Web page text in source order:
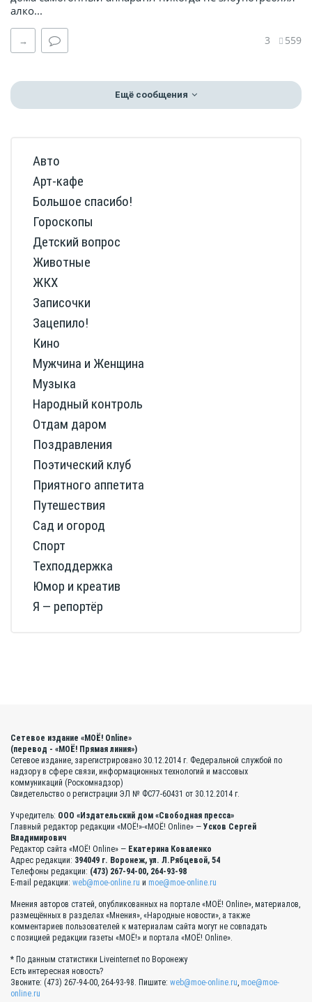
алко...
→ 3 559
Ещё сообщения
Авто
Арт-кафе
Большое спасибо!
Гороскопы
Детский вопрос
Животные
ЖКХ
Записочки
Зацепило!
Кино
Мужчина и Женщина
Музыка
Народный контроль
Отдам даром
Поздравления
Поэтический клуб
Приятного аппетита
Путешествия
Сад и огород
Спорт
Техподдержка
Юмор и креатив
Я — репортёр
Сетевое издание «МОЁ! Online»
(перевод - «МОЁ! Прямая линия»)
Сетевое издание, зарегистрировано 30.12.2014 г. Федеральной службой по
надзору в сфере связи, информационных технологий и массовых
коммуникаций (Роскомнадзор)
Свидетельство о регистрации ЭЛ № ФС77-60431 от 30.12.2014 г.
Учредитель: ООО «Издательский дом «Свободная пресса»
Главный редактор редакции «МОЁ!»-«МОЁ! Online» — Усков Сергей
Владимирович
Редактор сайта «МОЁ! Online» — Екатерина Коваленко
Адрес редакции: 394049 г. Воронеж, ул. Л.Рябцевой, 54
Телефоны редакции: (473) 267-94-00, 264-93-98
E-mail редакции: web@moe-online.ru и moe@moe-online.ru
Мнения авторов статей, опубликованных на портале «МОЁ! Online», материалов,
размещённых в разделах «Мнения», «Народные новости», а также
комментариев пользователей к материалам сайта могут не совпадать
с позицией редакции газеты «МОЁ!» и портала «МОЁ! Online».
* По данным статистики Liveinternet по Воронежу
Есть интересная новость?
Звоните: (473) 267-94-00, 264-93-98. Пишите: web@moe-online.ru, moe@moe-
online.ru